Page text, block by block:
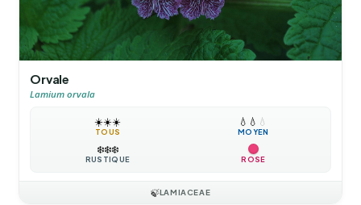
Orvale
Lamium orvala
☀️☀️☀️
TOUS
💧 💧 💧
MOYEN
❄️❄️❄️
RUSTIQUE ROSE
🍃LAMIACEAE